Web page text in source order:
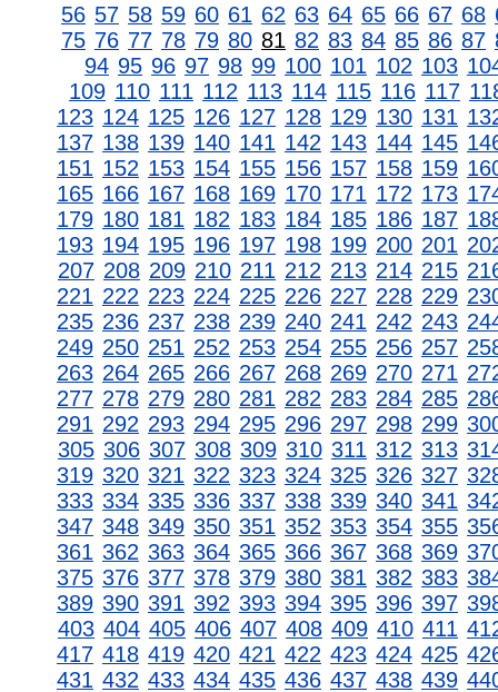
56 57 58 59 60 61 62 63 64 65 66 67 68
75 76 77 78 79 80 81 82 83 84 85 86 87
94 95 96 97 98 99 100 101 102 103
109 110 111 112 113 114 115 116 117
123 124 125 126 127 128 129 130 131
137 138 139 140 141 142 143 144 145
151 152 153 154 155 156 157 158 159
165 166 167 168 169 170 171 172 173
179 180 181 182 183 184 185 186 187
193 194 195 196 197 198 199 200 201
207 208 209 210 211 212 213 214 215
221 222 223 224 225 226 227 228 229
235 236 237 238 239 240 241 242 243
249 250 251 252 253 254 255 256 257
263 264 265 266 267 268 269 270 271
277 278 279 280 281 282 283 284 285
291 292 293 294 295 296 297 298 299
305 306 307 308 309 310 311 312 313
319 320 321 322 323 324 325 326 327
333 334 335 336 337 338 339 340 341
347 348 349 350 351 352 353 354 355
361 362 363 364 365 366 367 368 369
375 376 377 378 379 380 381 382 383
389 390 391 392 393 394 395 396 397
403 404 405 406 407 408 409 410 411
417 418 419 420 421 422 423 424 425
431 432 433 434 435 436 437 438 439